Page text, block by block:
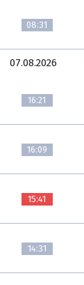
08:31
07.08.2026
16:21
16:09
15:41
14:31